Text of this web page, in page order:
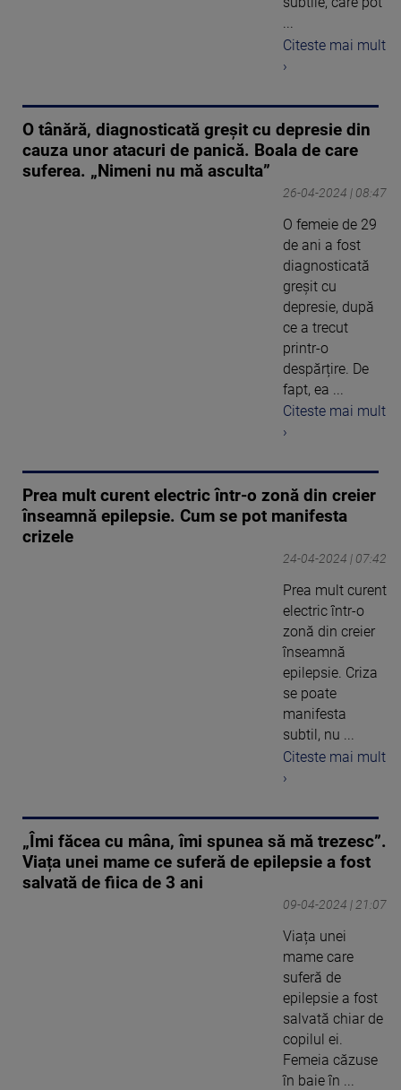
...
Citeste mai mult
›
O tânără, diagnosticată greșit cu depresie din
cauza unor atacuri de panică. Boala de care
suferea. „Nimeni nu mă asculta”
26-04-2024 | 08:47
O femeie de 29
de ani a fost
diagnosticată
greșit cu
depresie, după
ce a trecut
printr-o
despărțire. De
fapt, ea ...
Citeste mai mult
›
Prea mult curent electric într-o zonă din creier
înseamnă epilepsie. Cum se pot manifesta
crizele
24-04-2024 | 07:42
Prea mult curent
electric într-o
zonă din creier
înseamnă
epilepsie. Criza
se poate
manifesta
subtil, nu ...
Citeste mai mult
›
„Îmi făcea cu mâna, îmi spunea să mă trezesc”.
Viața unei mame ce suferă de epilepsie a fost
salvată de fiica de 3 ani
09-04-2024 | 21:07
Viața unei
mame care
suferă de
epilepsie a fost
salvată chiar de
copilul ei.
Femeia căzuse
în baie în ...